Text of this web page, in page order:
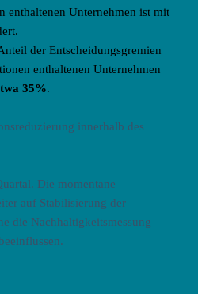
in den Zielinvestitionen enthaltenen Unternehmen ist mit
der Entscheidungsgremien
enthaltenen Unternehmen
35%.
innerhalb des
Die momentane
auf Stabilisierung der
die Nachhaltigkeitsmessung